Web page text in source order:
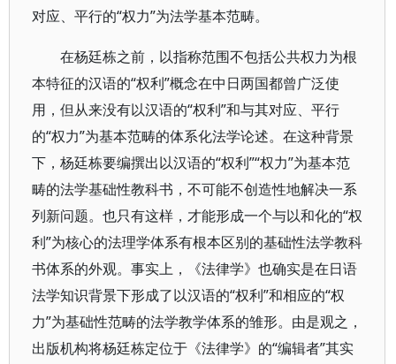
对应、平行的“权力”为法学基本范畴。
在杨廷栋之前，以指称范围不包括公共权力为根
本特征的汉语的“权利”概念在中日两国都曾广泛使
用，但从来没有以汉语的“权利”和与其对应、平行
的“权力”为基本范畴的体系化法学论述。在这种背景
下，杨廷栋要编撰出以汉语的“权利”“权力”为基本范
畴的法学基础性教科书，不可能不创造性地解决一系
列新问题。也只有这样，才能形成一个与以和化的“权
利”为核心的法理学体系有根本区别的基础性法学教科
书体系的外观。事实上，《法律学》也确实是在日语
法学知识背景下形成了以汉语的“权利”和相应的“权
力”为基础性范畴的法学教学体系的雏形。由是观之，
出版机构将杨廷栋定位于《法律学》的“编辑者”其实